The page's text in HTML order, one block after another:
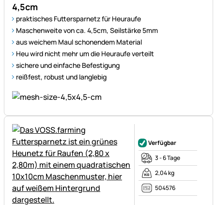
4,5cm
praktisches Futtersparnetz für Heuraufe
Maschenweite von ca. 4,5cm, Seilstärke 5mm
aus weichem Maul schonendem Material
Heu wird nicht mehr um die Heuraufe verteilt
sichere und einfache Befestigung
reißfest, robust und langlebig
Verfügbar
3 - 6 Tage
2,04 kg
504576